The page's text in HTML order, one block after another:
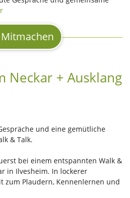
Mitmachen
Neckar + Ausklang
und eine gemütliche
& Talk.
bei einem entspannten Walk &
in Ilvesheim. In lockerer
zum Plaudern, Kennenlernen und